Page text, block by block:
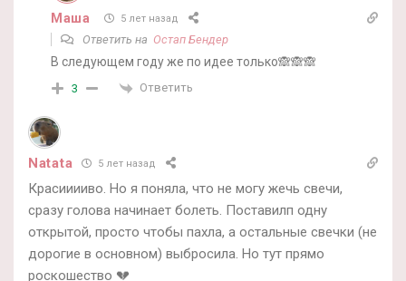
Маша 5 лет назад
Ответить на Остап Бендер
В следующем году же по идее только🙈🙈🙈
3 Ответить
Natata 5 лет назад
Красииииво. Но я поняла, что не могу жечь свечи,
сразу голова начинает болеть. Поставилп одну
открытой, просто чтобы пахла, а остальные свечки (не
дорогие в основном) выбросила. Но тут прямо
роскошество 💔